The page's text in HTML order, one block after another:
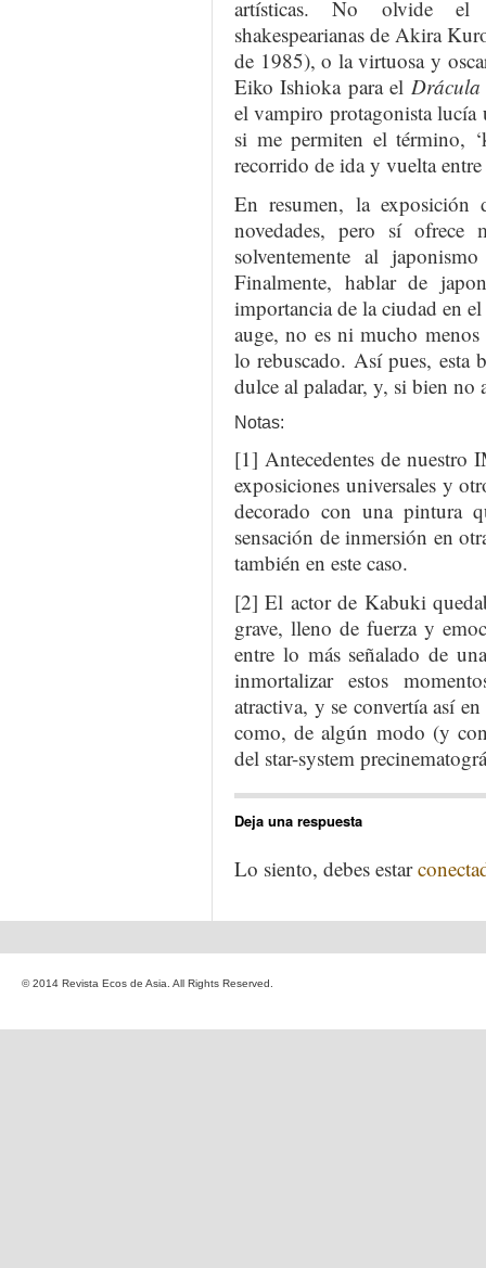
artísticas. No olvide el
shakespearianas de Akira
de 1985), o la virtuosa y
Eiko Ishioka para el Drácula
el vampiro protagonista lucía
si me permiten el término,
recorrido de ida y vuelta
En resumen, la exposición
novedades, pero sí ofrece
solventemente al
Finalmente, hablar de
importancia de la ciudad en
auge, no es ni mucho
lo rebuscado. Así pues, esta
dulce al paladar, y, si bien no
Notas:
[1] Antecedentes de nuestro
exposiciones universales y
decorado con una pintura
sensación de inmersión en
también en este caso.
[2] El actor de Kabuki
grave, lleno de fuerza y
entre lo más señalado de
inmortalizar estos
atractiva, y se convertía así
como, de algún modo (y
del star-system
Deja una respuesta
Lo siento, debes estar
© 2014 Revista Ecos de Asia. All Rights Reserved.